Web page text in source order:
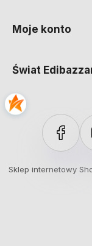
Moje konto
Świat
Sklep internetowy